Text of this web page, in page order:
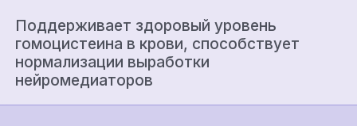
Поддерживает здоровый уровень
гомоцистеина в крови, способствует
нормализации выработки
нейромедиаторов